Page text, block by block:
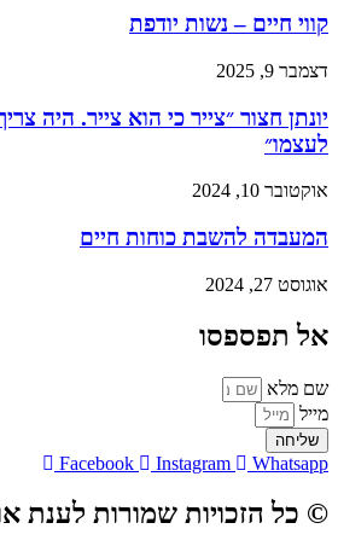
קווי חיים – נשות יודפת
דצמבר 9, 2025
יונתן חצור ״צייר כי הוא צייר. היה
לעצמו״
אוקטובר 10, 2024
המעבדה להשבת כוחות חיים
אוגוסט 27, 2024
אל תפספסו
שם מלא
מייל
שליחה
Facebook Instagram Whatsapp
© כל הזכויות שמורות לענת